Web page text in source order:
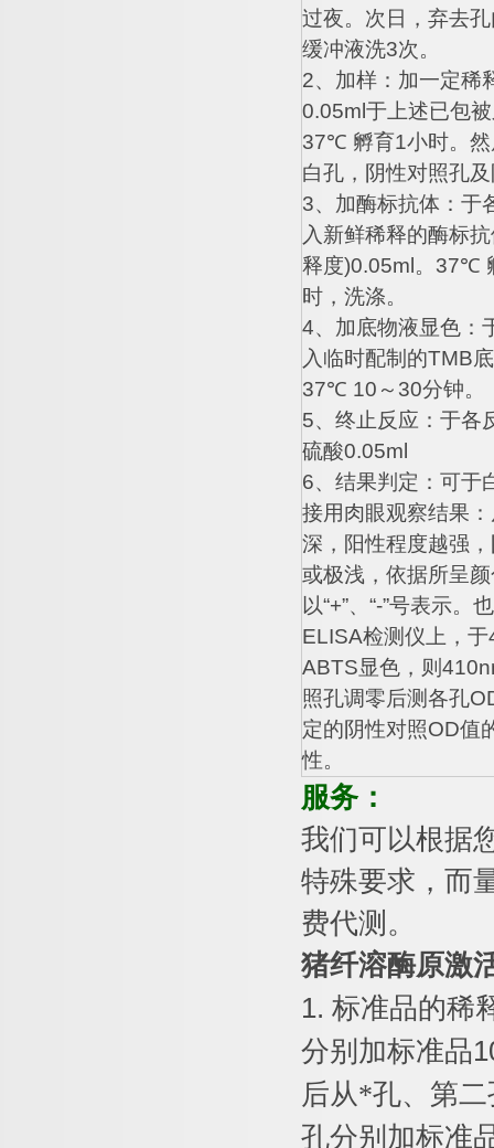
过夜。次日，弃去
缓冲液洗3次。
2、加样：加一定稀
0.05ml 于上述已包
37℃ 孵育1小时。
白孔，阴性对照孔
3、加酶标抗体：于
入新鲜稀释的酶标
释度)0.05ml 。 37℃
时，洗涤。
4、加底物液显色：
入临时配制的TMB
37℃ 10 ～ 30分钟。
5、终止反应：于各
硫酸0.05ml
6、结果判定：可于
接用肉眼观察结果
深，阳性程度越强
或极浅，依据所呈
以“+”、 “-”号表示。
ELISA检测仪上，于
ABTS显色，则
照孔调零后测各孔
定的阴性对照OD值
性。
服务：
我们可以根据
特殊要求，而
费代测。
猪纤溶酶原激
1. 标准品的稀
分别加标准品
后从*孔、第
孔分别加标准